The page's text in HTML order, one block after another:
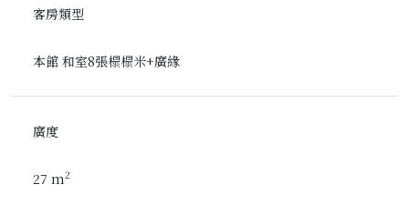
客房類型
本館 和室8張榻榻米+廣緣
廣度
27 m2